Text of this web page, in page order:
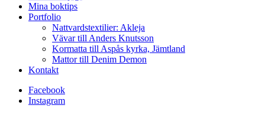
Mina boktips
Portfolio
Nattvardstextilier: Akleja
Vävar till Anders Knutsson
Kormatta till Aspås kyrka, Jämtland
Mattor till Denim Demon
Kontakt
Facebook
Instagram